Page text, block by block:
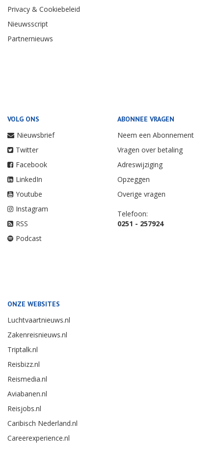
Privacy & Cookiebeleid
Nieuwsscript
Partnernieuws
VOLG ONS
Nieuwsbrief
Twitter
Facebook
LinkedIn
Youtube
Instagram
RSS
Podcast
ABONNEE VRAGEN
Neem een Abonnement
Vragen over betaling
Adreswijziging
Opzeggen
Overige vragen
Telefoon:
0251 - 257924
ONZE WEBSITES
Luchtvaartnieuws.nl
Zakenreisnieuws.nl
Triptalk.nl
Reisbizz.nl
Reismedia.nl
Aviabanen.nl
Reisjobs.nl
Caribisch Nederland.nl
Careerexperience.nl